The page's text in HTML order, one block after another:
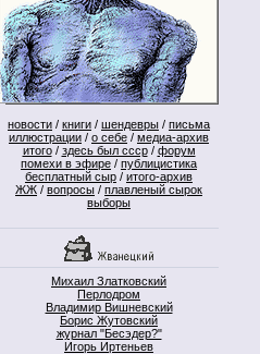
новости / книги / шендевры / письма
иллюстрации / о себе / медиа-архив
итого/ здесь был ссср/ форум
помехи в эфире / публицистика
бесплатный сыр / итого-архив
ЖЖ / вопросы / плавленый сырок
выборы
Михаил Златковский
Перлодром
Владимир Вишневский
Борис Жутовский
журнал "Бесэдер?"
Игорь Иртеньев